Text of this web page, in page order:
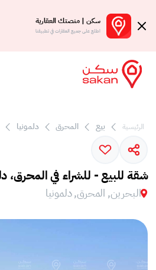
سكن | منصتك العقارية
اطلع على جميع العقارات في تطبيقنا
الرئيسية بيع المحرق دلمونيا
شقة للبيع - للشراء في المحرق،
البحرين, المحرق, دلمونيا